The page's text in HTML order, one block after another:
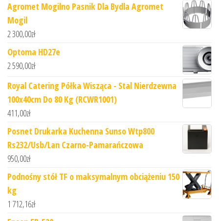
Agromet Mogilno Pasnik Dla Bydla Agromet
Mogil
2 300,00zł
Optoma HD27e
2 590,00zł
Royal Catering Półka Wisząca - Stal Nierdzewna
100x40cm Do 80 Kg (RCWR1001)
411,00zł
Posnet Drukarka Kuchenna Sunso Wtp800
Rs232/Usb/Lan Czarno-Pamarańczowa
950,00zł
Podnośny stół TF o maksymalnym obciążeniu 150
kg
1 712,16zł